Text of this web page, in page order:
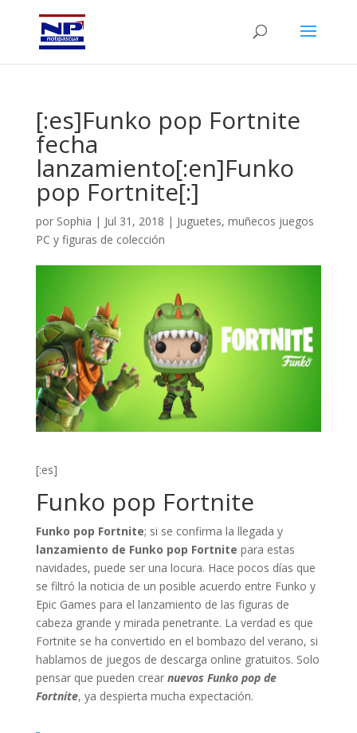
[:es]Funko pop Fortnite
fecha
lanzamiento[:en]Funko
pop Fortnite[:]
por Sophia | Jul 31, 2018 | Juguetes, muñecos juegos
PC y figuras de colección
[:es]
Funko pop Fortnite
Funko pop Fortnite; si se confirma la llegada y
lanzamiento de Funko pop Fortnite para estas
navidades, puede ser una locura. Hace pocos días que
se filtró la noticia de un posible acuerdo entre Funko y
Epic Games para el lanzamiento de las figuras de
cabeza grande y mirada penetrante. La verdad es que
Fortnite se ha convertido en el bombazo del verano, si
hablamos de juegos de descarga online gratuitos. Solo
pensar que pueden crear nuevos Funko pop de
Fortnite, ya despierta mucha expectación.